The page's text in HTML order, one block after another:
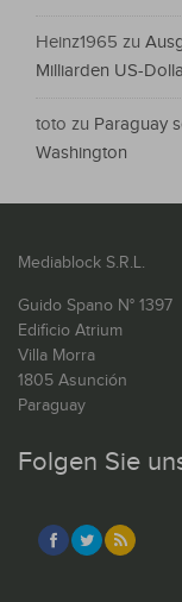
Heinz1965 zu
Milliarden US-
toto zu Paraguay
Washington
Mediablock S.R.L.
Guido Spano N° 1397
Edificio Atrium
Villa Morra
1805 Asunción
Paraguay
Folgen Sie